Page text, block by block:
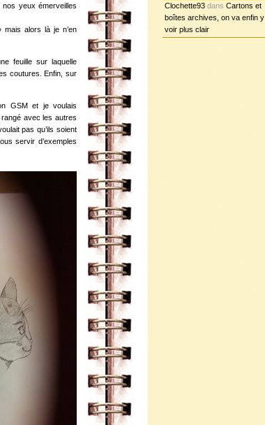
yeux émerveilles
mais alors là je n’en
feuille sur laquelle
coutures. Enfin, sur
GSM et je voulais
avec les autres
pas qu’ils soient
servir d’exemples
Clochette93 dans Cartons et
boîtes archives, on va enfin y
voir plus clair